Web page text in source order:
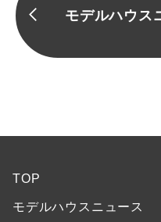
モデルハウス
TOP
モデルハウスニュース